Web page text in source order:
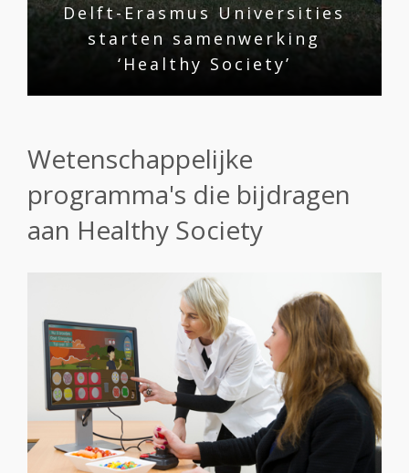
Delft-Erasmus Universities
starten samenwerking
‘Healthy Society’
Wetenschappelijke
programma's die bijdragen
aan Healthy Society